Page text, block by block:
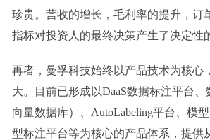
珍贵。营收的增长，毛利率的提升，订
指标对投资人的最终决策产生了决定性
再者，曼孚科技始终以产品技术为核心
大。目前已形成以DaaS数据标注平台、
向量数据库）、AutoLabeling平台、模
型标注平台等为核心的产品体系，提供